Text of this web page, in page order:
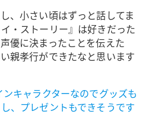
、小さい頃はずっと話してま
・ストーリー』は好きだった
優に決まったことを伝えた
親孝行ができたなと思います
キャラクターなのでグッズも
、プレゼントもできそうです